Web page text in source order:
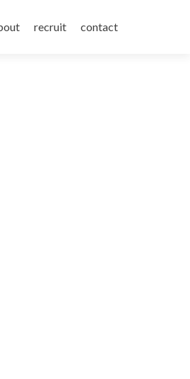
recruit contact